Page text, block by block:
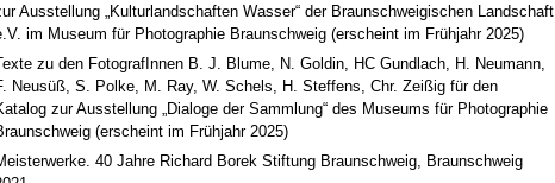
Ausstellung „Kulturlandschaften Wasser“ der Braunschweigischen Landschaft
im Museum für Photographie Braunschweig (erscheint im Frühjahr 2025)
zu den FotografInnen B. J. Blume, N. Goldin, HC Gundlach, H. Neumann,
Neusüß, S. Polke, M. Ray, W. Schels, H. Steffens, Chr. Zeißig für den
zur Ausstellung „Dialoge der Sammlung“ des Museums für Photographie
(erscheint im Frühjahr 2025)
40 Jahre Richard Borek Stiftung Braunschweig, Braunschweig